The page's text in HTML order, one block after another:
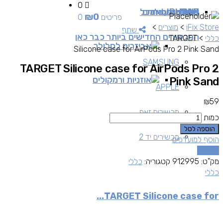
0
0 פריטים
₪0 IPHONE
IPAD
MAC
אביזרים
אביזרים לסלולר
אוזניות ורמקולים
מכשירי סלולרכל
המכשירים החדישים ביותר כבר כאן
SAMSUNG
APPLE
מכשירים זאפ
מכשירים יד 2
שירותי מעבדה
כבלים ומתאמים
שתף iFix Store
> מוצרים >
כללי >
TARGET
Silicone case for AirPods Pro 2 Pink Sand
TARGET Silicone case for AirPods Pro 2
Pink Sand
₪59
כמות
הוספה לסל
הוסף למועדפים
מק"ט: 912995 קטגוריה: כללי
כללי
TARGET Silicone case for...